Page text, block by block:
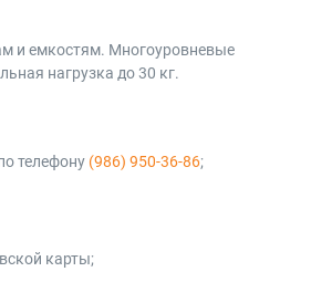
и емкостям. Многоуровневые
нагрузка до 30 кг.
телефону (986) 950-36-86;
карты;